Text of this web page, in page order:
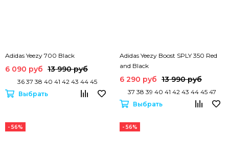
Adidas Yeezy 700 Black
6 090 руб 13 990 руб
36 37 38 40 41 42 43 44 45
Выбрать
Adidas Yeezy Boost SPLY 350 Red
and Black
6 290 руб 13 990 руб
37 38 39 40 41 42 43 44 45 47
Выбрать
- 56% - 56%